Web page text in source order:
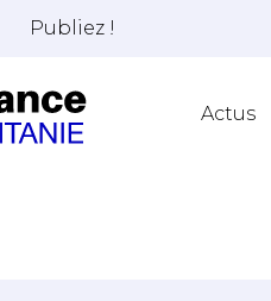
Publiez !
Actus